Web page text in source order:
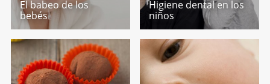
El babeo de los
bebés
Higiene dental en los
niños